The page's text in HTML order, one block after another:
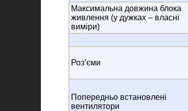
Максимальна довжина блока
живлення (у дужках – власні
виміри)
Роз’єми
Попередньо встановлені
вентилятори